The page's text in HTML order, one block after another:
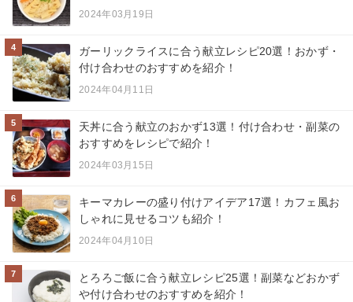
2024年03月19日
4
ガーリックライスに合う献立レシピ20選！おかず・
付け合わせのおすすめを紹介！
2024年04月11日
5
天丼に合う献立のおかず13選！付け合わせ・副菜の
おすすめをレシピで紹介！
2024年03月15日
6
キーマカレーの盛り付けアイデア17選！カフェ風お
しゃれに見せるコツも紹介！
2024年04月10日
7
とろろご飯に合う献立レシピ25選！副菜などおかず
や付け合わせのおすすめを紹介！